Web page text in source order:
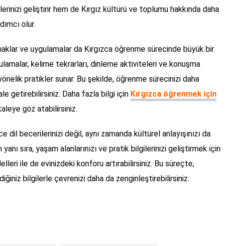
geliştirir hem de Kırgız kültürü ve toplumu hakkında daha
olur.
ve uygulamalar da Kırgızca öğrenme sürecinde büyük bir
kelime tekrarları, dinleme aktiviteleri ve konuşma
pratikler sunar. Bu şekilde, öğrenme sürecinizi daha
getirebilirsiniz. Daha fazla bilgi için Kırgızca öğrenmek için
göz atabilirsiniz.
dil becerilerinizi değil, aynı zamanda kültürel anlayışınızı da
sıra, yaşam alanlarınızı ve pratik bilgilerinizi geliştirmek için
ile de evinizdeki konforu artırabilirsiniz. Bu süreçte,
bilgilerle çevrenizi daha da zenginleştirebilirsiniz.